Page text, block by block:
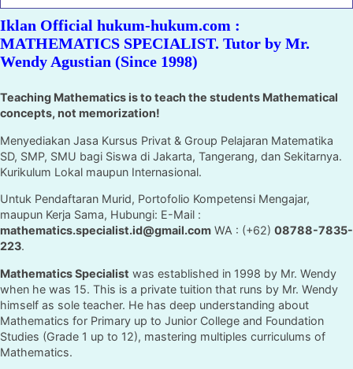
Iklan Official hukum-hukum.com :
MATHEMATICS SPECIALIST. Tutor by Mr.
Wendy Agustian (Since 1998)
Teaching Mathematics is to teach the students Mathematical
concepts, not memorization!
Menyediakan Jasa Kursus Privat & Group Pelajaran Matematika
SD, SMP, SMU bagi Siswa di Jakarta, Tangerang, dan Sekitarnya.
Kurikulum Lokal maupun Internasional.
Untuk Pendaftaran Murid, Portofolio Kompetensi Mengajar,
maupun Kerja Sama, Hubungi: E-Mail :
mathematics.specialist.id@gmail.com WA : (+62) 08788-7835-
223.
Mathematics Specialist was established in 1998 by Mr. Wendy
when he was 15. This is a private tuition that runs by Mr. Wendy
himself as sole teacher. He has deep understanding about
Mathematics for Primary up to Junior College and Foundation
Studies (Grade 1 up to 12), mastering multiples curriculums of
Mathematics.